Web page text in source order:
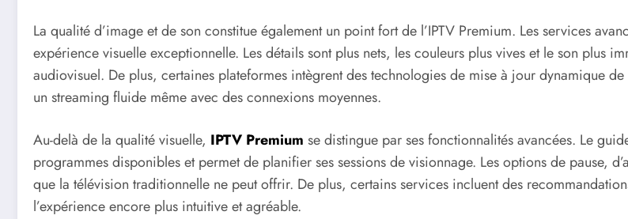
La qualité d’image et de son constitue également un point fort de l’IPTV Premium. Les services
expérience visuelle exceptionnelle. Les détails sont plus nets, les couleurs plus vives et le son plus
audiovisuel. De plus, certaines plateformes intègrent des technologies de mise à jour dynamique
un streaming fluide même avec des connexions moyennes.
Au-delà de la qualité visuelle, IPTV Premium se distingue par ses fonctionnalités avancées. Le
programmes disponibles et permet de planifier ses sessions de visionnage. Les options de pause,
que la télévision traditionnelle ne peut offrir. De plus, certains services incluent des
l’expérience encore plus intuitive et agréable.